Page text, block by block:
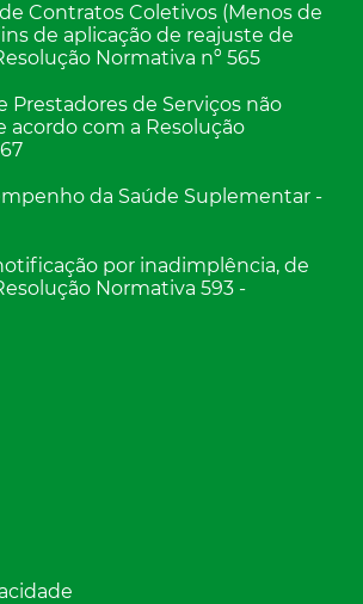
Contratos Coletivos (Menos de
de aplicação de reajuste de
Normativa nº 565
Prestadores de Serviços não
acordo com a Resolução
da Saúde Suplementar -
por inadimplência, de
Normativa 593 -